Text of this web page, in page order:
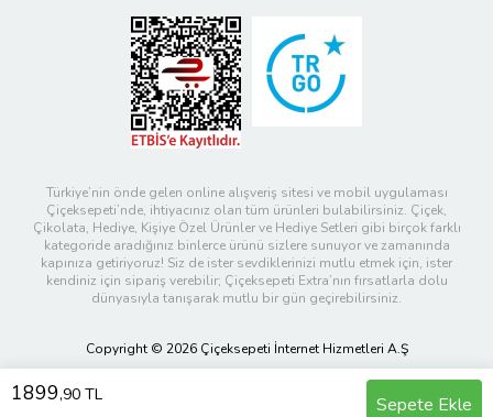
1899,90 TL Sepete Ekle
Türkiye’nin önde gelen online alışveriş sitesi ve mobil uygulaması
Çiçeksepeti’nde, ihtiyacınız olan tüm ürünleri bulabilirsiniz. Çiçek,
Çikolata, Hediye, Kişiye Özel Ürünler ve Hediye Setleri gibi birçok farklı
kategoride aradığınız binlerce ürünü sizlere sunuyor ve zamanında
kapınıza getiriyoruz! Siz de ister sevdiklerinizi mutlu etmek için, ister
kendiniz için sipariş verebilir; Çiçeksepeti Extra’nın fırsatlarla dolu
dünyasıyla tanışarak mutlu bir gün geçirebilirsiniz.
Copyright © 2026 Çiçeksepeti İnternet Hizmetleri A.Ş